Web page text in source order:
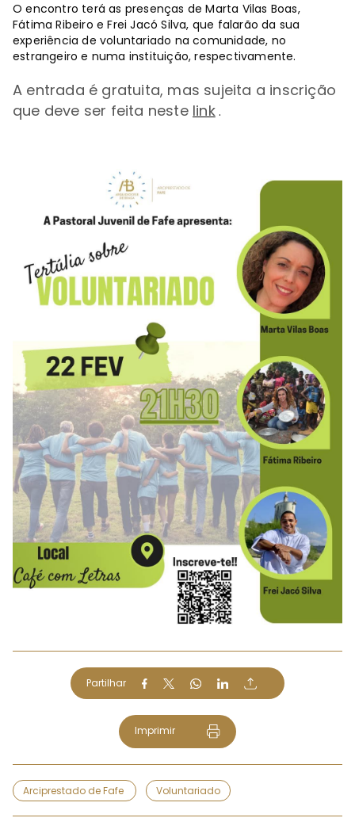
O encontro terá as presenças de Marta Vilas Boas,
Fátima Ribeiro e Frei Jacó Silva, que falarão da sua
experiência de voluntariado na comunidade, no
estrangeiro e numa instituição, respectivamente.
A entrada é gratuita, mas sujeita a inscrição
que deve ser feita neste link.
Partilhar
Imprimir
Arciprestado de Fafe Voluntariado